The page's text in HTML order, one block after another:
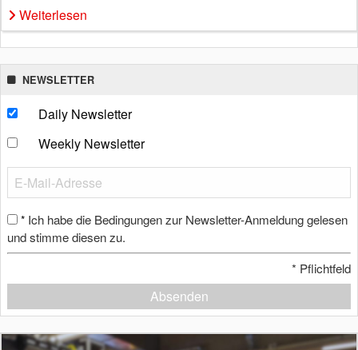
Weiterlesen
NEWSLETTER
Daily Newsletter
Weekly Newsletter
* Ich habe die Bedingungen zur Newsletter-Anmeldung gelesen
und stimme diesen zu.
* Pflichtfeld
Absenden